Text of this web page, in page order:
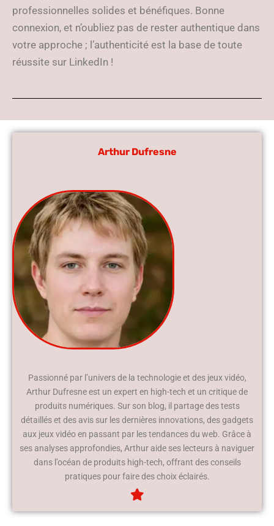
professionnelles solides et bénéfiques. Bonne
connexion, et n’oubliez pas de rester authentique dans
votre approche ; l’authenticité est la base de toute
réussite sur LinkedIn !
Arthur Dufresne
Passionné par l’univers de la technologie et des jeux vidéo,
Arthur Dufresne est un expert en high-tech et un critique de
produits numériques. Sur son blog, il partage des tests
détaillés et des avis sur les dernières innovations, des gadgets
aux jeux vidéo en passant par les tendances du web. Grâce à
ses analyses approfondies, Arthur aide ses lecteurs à naviguer
dans l’océan de produits high-tech, offrant des conseils
pratiques pour faire des choix éclairés.